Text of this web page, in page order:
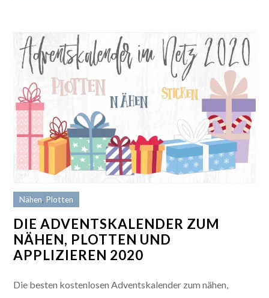
Nähen, Plotten
DIE ADVENTSKALENDER ZUM
NÄHEN, PLOTTEN UND
APPLIZIEREN 2020
Die besten kostenlosen Adventskalender zum nähen,